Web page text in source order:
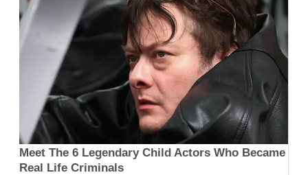
Meet The 6 Legendary Child Actors Who Became
Real Life Criminals